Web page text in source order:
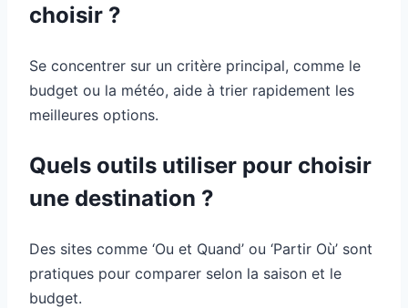
choisir ?
Se concentrer sur un critère principal, comme le
budget ou la météo, aide à trier rapidement les
meilleures options.
Quels outils utiliser pour choisir
une destination ?
Des sites comme ‘Ou et Quand’ ou ‘Partir Où’ sont
pratiques pour comparer selon la saison et le
budget.